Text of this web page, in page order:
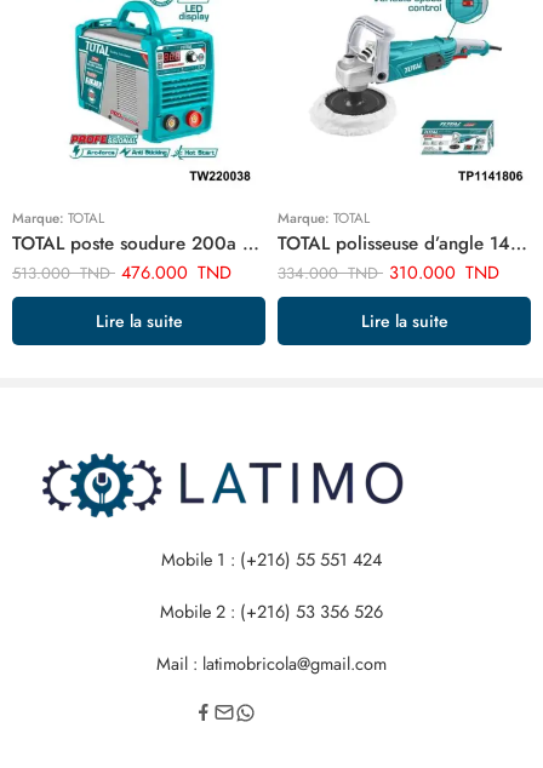
Marque: TOTAL
TOTAL poste soudure 200a TW220038
513.000TND 476.000 TND
Lire la suite
Marque: TOTAL
TOTAL polisseuse d’angle 1400w TP1141806
334.000TND 310.000 TND
Lire la suite
Mobile 1 : (+216) 55 551 424
Mobile 2 : (+216) 53 356 526
Mail : latimobricola@gmail.com